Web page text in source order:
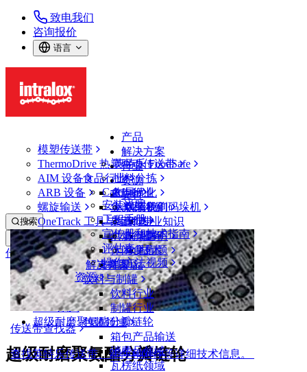
致电我们
咨询报价
语言
产品
模塑传送带
ThermoDrive 热塑驱动传送带
AIM 设备
ARB 设备
螺旋输送
OneTrack 工具与组件
传送带查找器
查找英特乐传送带、部件和附件等详细技术信息。
解决方案
英特乐 FoodSafe
批料分拣
布局优化
从包装机到码垛机
专业知识
服务
技术
解决方案
行业
食品行业
禽肉行业
鱼类和海鲜
果蔬行业
烘焙行业
休闲食品
乳制品
饮料与制罐
饮料行业
制罐行业
包装领域
箱包产品输送
消费品领域
瓦楞纸领域
资源
CalcLab
安装说明
工程手册
宣传册和技术指南
评估表
操作方法视频
资源
支持
联系我们
保证
政策声明
常见问题
支持
搜索
打开菜单
传送带查找器
传送带查找器
模塑传送带
1750 系列
超级耐磨聚氨酯分瓣链轮
超级耐磨聚氨酯分瓣链轮